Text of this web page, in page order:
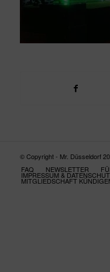
© Copyright - Mr. Düsseldorf
FAQ
NEWSLETTER
IMPRESSUM &
MITGLIEDSCHAFT